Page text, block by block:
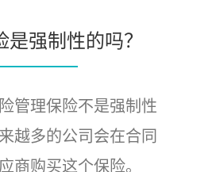
是强制性的吗？
管理保险不是强制性
越多的公司会在合同
商购买这个保险。